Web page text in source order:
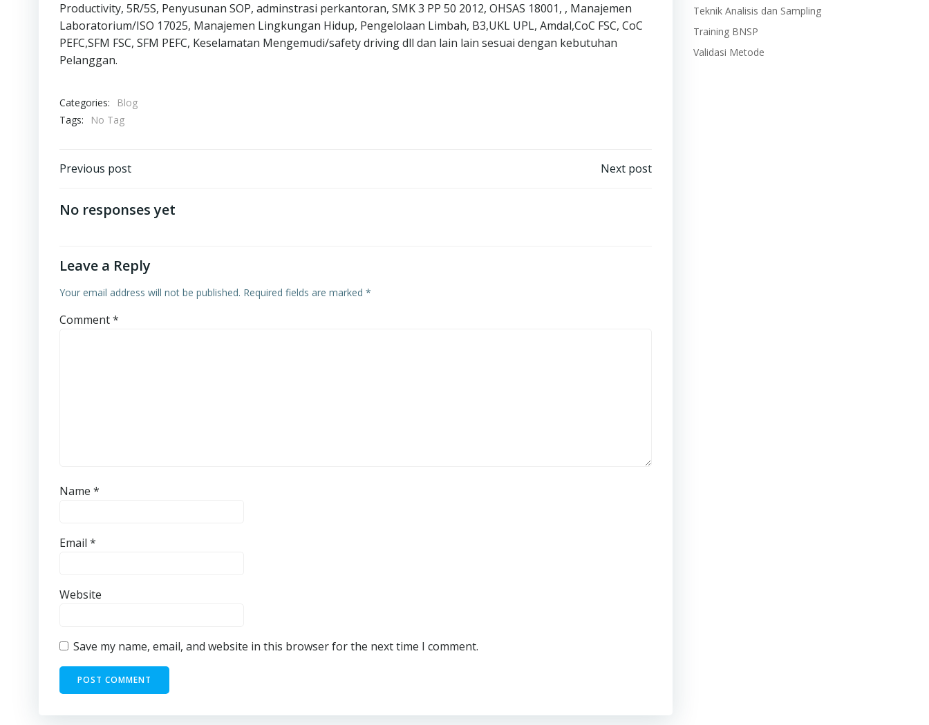
Productivity, 5R/5S, Penyusunan SOP, adminstrasi perkantoran, SMK 3 PP 50 2012, OHSAS 18001, , Manajemen
Laboratorium/ISO 17025, Manajemen Lingkungan Hidup, Pengelolaan Limbah, B3,UKL UPL, Amdal,CoC FSC, CoC
PEFC,SFM FSC, SFM PEFC, Keselamatan Mengemudi/safety driving dll dan lain lain sesuai dengan kebutuhan
Pelanggan.
Categories:
Blog
Tags:
No Tag
Post
navigation
Previous post Next post
No responses yet
Leave a Reply
Your email address will not be published. Required fields are marked *
Comment*
Name *
Email *
Website
Save my name, email, and website in this browser for the next time I comment.
Teknik Analisis dan Sampling
Training BNSP
Validasi Metode